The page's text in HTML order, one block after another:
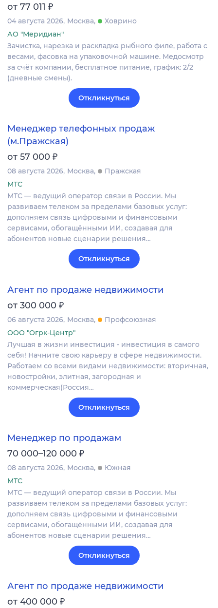
от 77 011 ₽
04 августа 2026 Москва
Ховрино
АО "Меридиан"
Зачистка, нарезка и раскладка рыбного филе, работа с
весами, фасовка на упаковочной машине. Медосмотр
за счёт компании, бесплатное питание, график: 2/2
(дневные смены).
Откликнуться
Менеджер телефонных продаж
(м.Пражская)
от 57 000 ₽
08 августа 2026 Москва
Пражская
МТС
МТС — ведущий оператор связи в России. Мы
развиваем телеком за пределами базовых услуг:
дополняем связь цифровыми и финансовыми
сервисами, обогащёнными ИИ, создавая для
абонентов новые сценарии решения…
Откликнуться
Агент по продаже недвижимости
от 300 000 ₽
06 августа 2026 Москва
Профсоюзная
ООО "Огрк-Центр"
Лучшая в жизни инвестиция - инвестиция в самого
себя! Начните свою карьеру в сфере недвижимости.
Работаем со всеми видами недвижимости: вторичная,
новостройки, элитная, загородная и
коммерческая(Россия…
Откликнуться
Менеджер по продажам
70 000–120 000 ₽
08 августа 2026 Москва
Южная
МТС
МТС — ведущий оператор связи в России. Мы
развиваем телеком за пределами базовых услуг:
дополняем связь цифровыми и финансовыми
сервисами, обогащёнными ИИ, создавая для
абонентов новые сценарии решения…
Откликнуться
Агент по продаже недвижимости
от 400 000 ₽